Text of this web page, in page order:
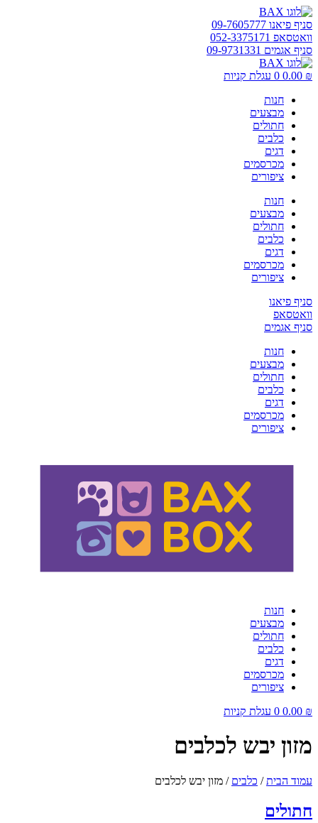
דלג
לתוכן
סניף פיאנו 09-7605777
וואטסאפ 052-3375171
סניף אגמים 09-9731331
0.00 ₪
0 עגלת קניות
חנות
מבצעים
חתולים
כלבים
דגים
מכרסמים
ציפורים
חנות
מבצעים
חתולים
כלבים
דגים
מכרסמים
ציפורים
סניף פיאנו
וואטסאפ
סניף אגמים
חנות
מבצעים
חתולים
כלבים
דגים
מכרסמים
ציפורים
חנות
מבצעים
חתולים
כלבים
דגים
מכרסמים
ציפורים
0.00 ₪
0 עגלת קניות
מזון יבש לכלבים
עמוד הבית/ כלבים / מזון יבש לכלבים
חתולים